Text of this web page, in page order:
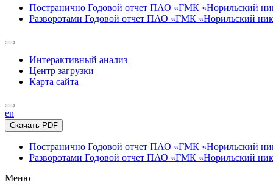
Постранично Годовой отчет ПАО «ГМК «Норильский
Разворотами Годовой отчет ПАО «ГМК «Норильский
Интерактивный анализ
Центр загрузки
Карта сайта
en
Скачать PDF
Постранично Годовой отчет ПАО «ГМК «Норильский
Разворотами Годовой отчет ПАО «ГМК «Норильский
Меню